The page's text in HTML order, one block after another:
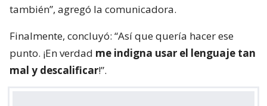
también”, agregó la comunicadora.
Finalmente, concluyó: “Así que quería hacer ese
punto. ¡En verdad me indigna usar el lenguaje tan
mal y descalificar!”.